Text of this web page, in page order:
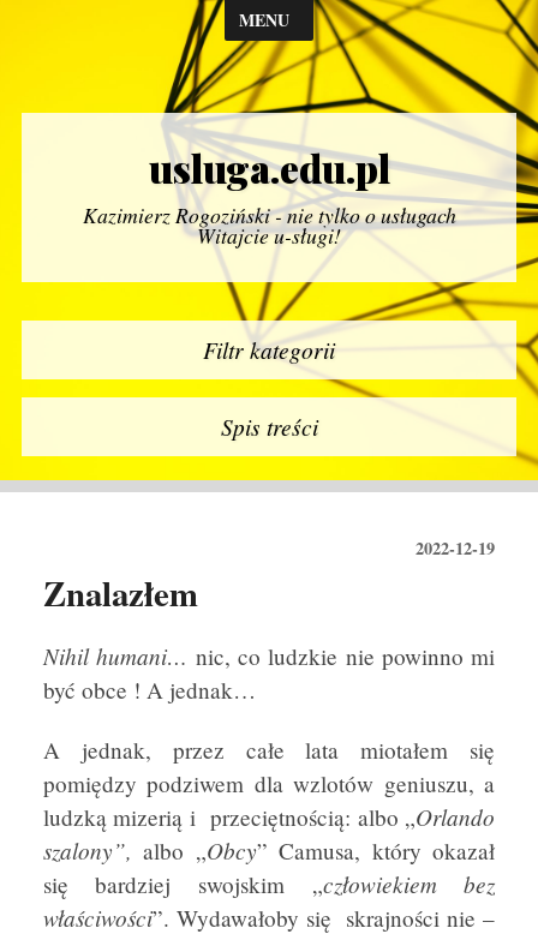
MENU
usluga.edu.pl
Kazimierz Rogoziński - nie tylko o usługach
Witajcie u-sługi!
Filtr kategorii
Spis treści
2022-12-19
Znalazłem
Nihil humani… nic, co ludzkie nie powinno mi
być obce ! A jednak…
A jednak, przez całe lata miotałem się
pomiędzy podziwem dla wzlotów geniuszu, a
ludzką mizerią i przeciętnością: albo „Orlando
szalony”,albo „Obcy” Camusa, który okazał
się bardziej swojskim „człowiekiem bez
właściwości”. Wydawałoby się skrajności nie –